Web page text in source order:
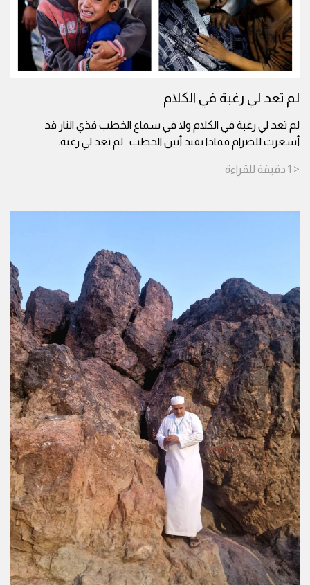
لم تعد لي رغبة في الكلام
لم تعد لي رغبة في الكلام ولا في سماع الخطب فذي النار قد
أسعرت للضرام فماذا يفيد أنين الحطب لم تعد لي رغبة...
< 1 دقيقة للقراءة